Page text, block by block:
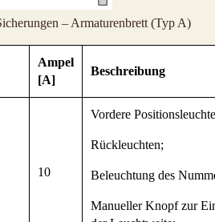
– Armaturenbrett (Typ A)
Ampel
[A]
Beschreibung
10
Vordere
Rückleuchten;
Beleuchtung des
Manueller Knopf zur